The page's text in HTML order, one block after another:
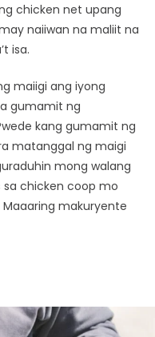
chicken net upang
naiiwan na maliit na
isa.
maiigi ang iyong
gumamit ng
kang gumamit ng
matanggal ng maigi
mong walang
sa chicken coop mo
makuryente